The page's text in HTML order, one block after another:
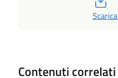
PDF
Scarica
Contenuti correlati